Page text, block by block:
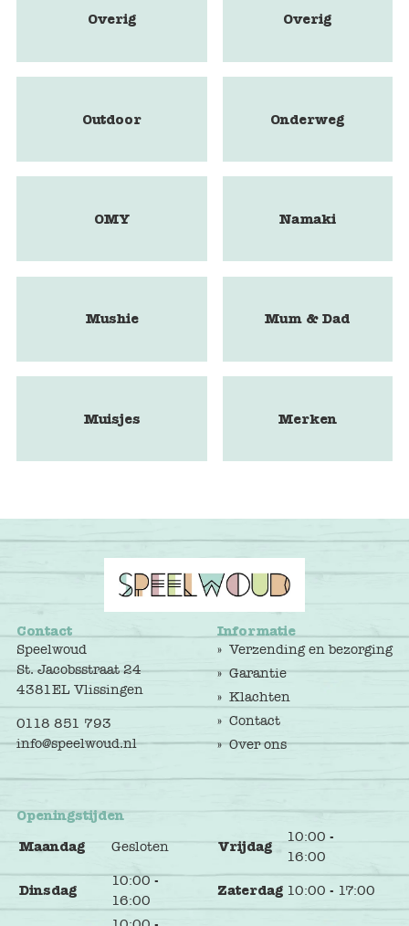
Overig Overig
Outdoor Onderweg
OMY Namaki
Mushie Mum & Dad
Muisjes Merken
Contact
Speelwoud
St. Jacobsstraat 24
4381EL Vlissingen
0118 851 793
info@speelwoud.nl
Informatie
Verzending en bezorging
Garantie
Klachten
Contact
Over ons
Openingstijden
Maandag
Gesloten Vrijdag
10:00 -
16:00
Dinsdag
10:00 -
16:00
Zaterdag 10:00 - 17:00